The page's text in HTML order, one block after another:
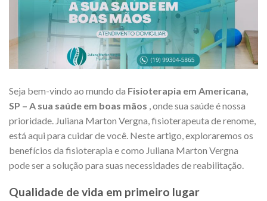
Seja bem-vindo ao mundo da Fisioterapia em Americana,
SP – A sua saúde em boas mãos , onde sua saúde é nossa
prioridade. Juliana Marton Vergna, fisioterapeuta de renome,
está aqui para cuidar de você. Neste artigo, exploraremos os
benefícios da fisioterapia e como Juliana Marton Vergna
pode ser a solução para suas necessidades de reabilitação.
Qualidade de vida em primeiro lugar